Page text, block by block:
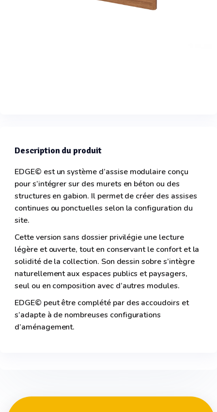
Description du produit
EDGE© est un système d’assise modulaire conçu
pour s’intégrer sur des murets en béton ou des
structures en gabion. Il permet de créer des assises
continues ou ponctuelles selon la configuration du
site.
Cette version sans dossier privilégie une lecture
légère et ouverte, tout en conservant le confort et la
solidité de la collection. Son dessin sobre s’intègre
naturellement aux espaces publics et paysagers,
seul ou en composition avec d’autres modules.
EDGE© peut être complété par des accoudoirs et
s’adapte à de nombreuses configurations
d’aménagement.